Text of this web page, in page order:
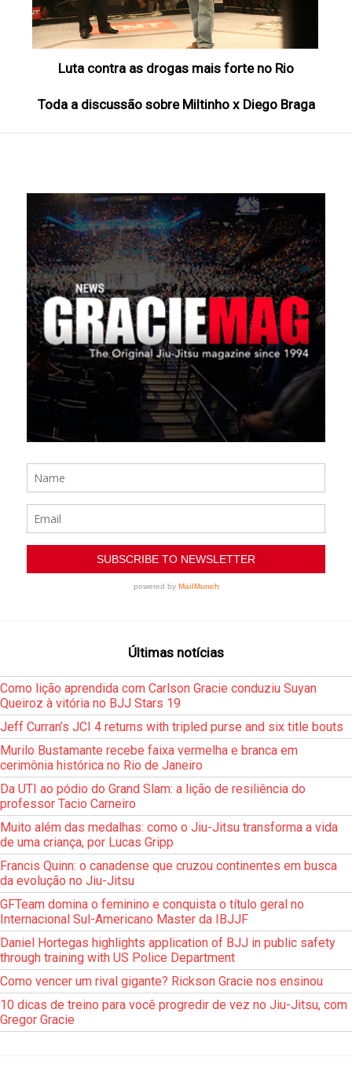
Luta contra as drogas mais forte no Rio
Toda a discussão sobre Miltinho x Diego Braga
Últimas notícias
Como lição aprendida com Carlson Gracie conduziu Suyan
Queiroz à vitória no BJJ Stars 19
Jeff Curran’s JCI 4 returns with tripled purse and six title bouts
Murilo Bustamante recebe faixa vermelha e branca em
cerimônia histórica no Rio de Janeiro
Da UTI ao pódio do Grand Slam: a lição de resiliência do
professor Tacio Carneiro
Muito além das medalhas: como o Jiu-Jitsu transforma a vida
de uma criança, por Lucas Gripp
Francis Quinn: o canadense que cruzou continentes em busca
da evolução no Jiu-Jitsu
GFTeam domina o feminino e conquista o título geral no
Internacional Sul-Americano Master da IBJJF
Daniel Hortegas highlights application of BJJ in public safety
through training with US Police Department
Como vencer um rival gigante? Rickson Gracie nos ensinou
10 dicas de treino para você progredir de vez no Jiu-Jitsu, com
Gregor Gracie